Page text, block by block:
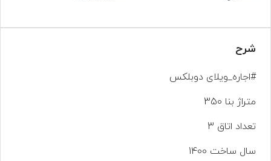
شرح
#اجاره_ویلای دوبلکس
متراژ بنا 350
تعداد اتاق 3
سال ساخت 1400